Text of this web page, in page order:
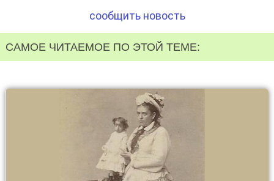
сообщить новость
САМОЕ ЧИТАЕМОЕ ПО ЭТОЙ ТЕМЕ: